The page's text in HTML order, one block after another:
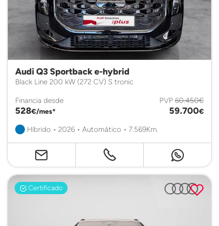
Audi Q3 Sportback e-hybrid
Black Line 200 kW (272 CV) S tronic
Financia desde
528€/mes*
PVP 60.450€
59.700€
Híbrido • 2026 • Automático • 7.569Km.
Certificado